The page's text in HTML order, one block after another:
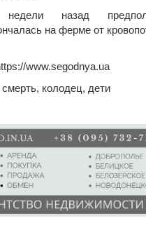
назад
на ферме от
www.segodnya.ua
смерть, колодец, дети